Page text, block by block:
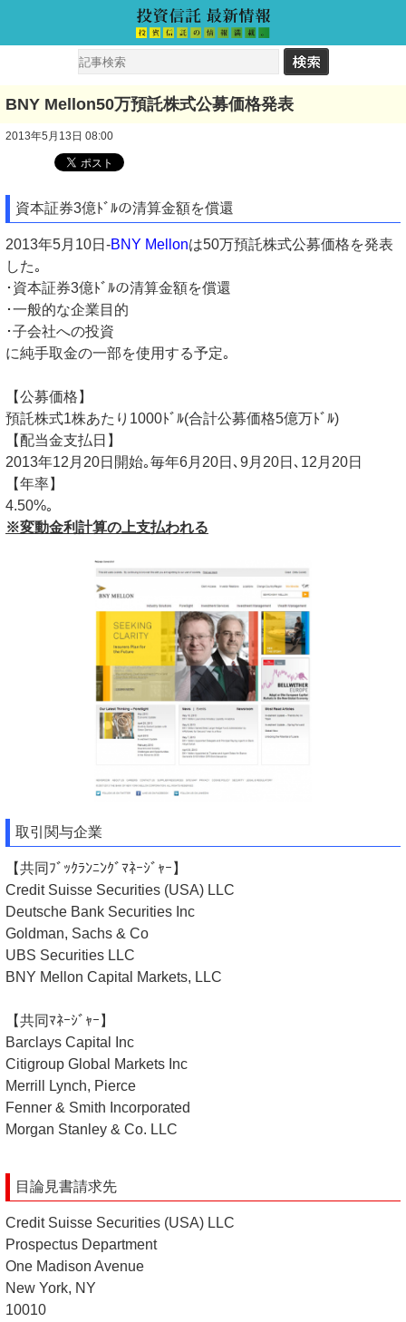
BNY Mellon50万預託株式公募価格発表
2013年5月13日 08:00
資本証券3億ﾄﾞﾙの清算金額を償還
2013年5月10日-BNY Mellonは50万預託株式公募価格を発表
した｡
･資本証券3億ﾄﾞﾙの清算金額を償還
･一般的な企業目的
･子会社への投資
に純手取金の一部を使用する予定｡
【公募価格】
預託株式1株あたり1000ﾄﾞﾙ(合計​​公募価格5億万ﾄﾞﾙ)
【配当金支払日】
2013年12月20日開始｡毎年6月20日､9月20日､12月20日
【年率】
4.50%｡
※変動金利計算の上支払われる
取引関与企業
【共同ﾌﾞｯｸﾗﾝﾆﾝｸﾞﾏﾈｰｼﾞｬｰ】
Credit Suisse Securities (USA) LLC
Deutsche Bank Securities Inc
Goldman, Sachs & Co
UBS Securities LLC
BNY Mellon Capital Markets, LLC
【共同ﾏﾈｰｼﾞｬｰ】
Barclays Capital Inc
Citigroup Global Markets Inc
Merrill Lynch, Pierce
Fenner & Smith Incorporated
Morgan Stanley & Co. LLC
目論見書請求先
Credit Suisse Securities (USA) LLC
Prospectus Department
One Madison Avenue
New York, NY
10010